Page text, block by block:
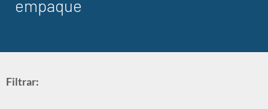
empaque
Filtrar: